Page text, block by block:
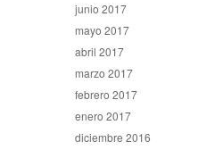
junio 2017
mayo 2017
abril 2017
marzo 2017
febrero 2017
enero 2017
diciembre 2016